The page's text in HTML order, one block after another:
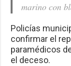
marino con
Policías
confirmar el
paramédicos
el deceso.